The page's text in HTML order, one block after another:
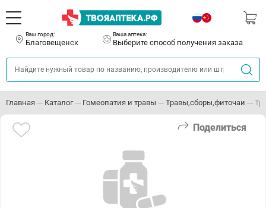
Ваш город:
Благовещенск
Ваша аптека:
Выберите способ получения заказа
Главная Каталог Гомеопатия и травы Травы,сборы,фиточаи
Поделиться